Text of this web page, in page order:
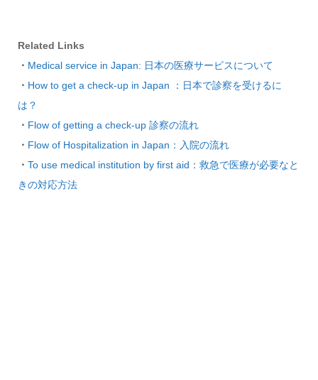
Related Links
・ Medical service in Japan: 日本の医療サービスについて
・ How to get a check-up in Japan ：日本で診察を受けるに
は？
・ Flow of getting a check-up 診察の流れ
・ Flow of Hospitalization in Japan：入院の流れ
・ To use medical institution by first aid：救急で医療が必要なと
きの対応方法